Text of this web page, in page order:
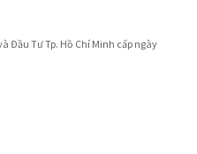
Đầu Tư Tp. Hồ Chí Minh cấp ngày